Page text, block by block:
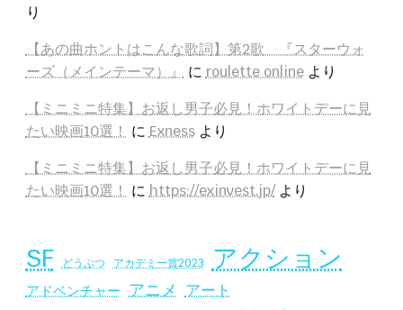
り
【あの曲ホントはこんな歌詞】第2歌 『スターウォ
ーズ（メインテーマ）』
に roulette onlineより
【ミニミニ特集】お返し男子必見！ホワイトデーに見
たい映画10選！ に Exnessより
【ミニミニ特集】お返し男子必見！ホワイトデーに見
たい映画10選！ に https://exinvest.jp/より
SF どうぶつ アカデミー賞2023 アクション
アドベンチャー アニメ アート